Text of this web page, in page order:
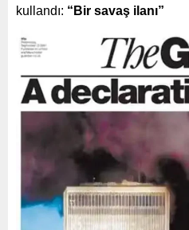
kullandı: “Bir savaş ilanı”